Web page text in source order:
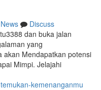
News
Discuss
dan buka jalan
yang
akan Mendapatkan potensi
Mimpi. Jelajahi
kemenanganmu